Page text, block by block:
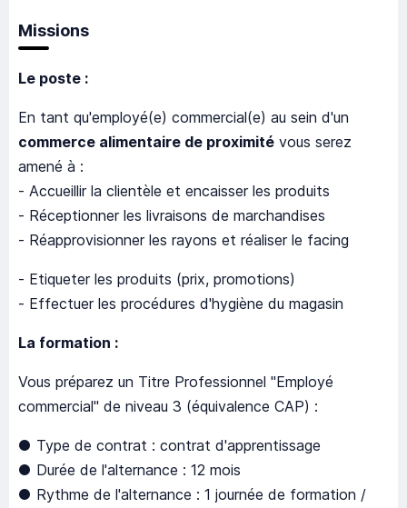
Missions
Le poste :
En tant qu'employé(e) commercial(e) au sein d'un
commerce alimentaire de proximité vous serez
amené à :
- Accueillir la clientèle et encaisser les produits
- Réceptionner les livraisons de marchandises
- Réapprovisionner les rayons et réaliser le facing
- Etiqueter les produits (prix, promotions)
- Effectuer les procédures d'hygiène du magasin
La formation :
Vous préparez un Titre Professionnel "Employé
commercial" de niveau 3 (équivalence CAP) :
● Type de contrat : contrat d'apprentissage
● Durée de l'alternance : 12 mois
● Rythme de l'alternance : 1 journée de formation /